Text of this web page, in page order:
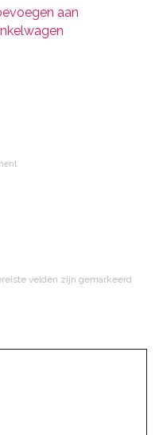
aan
velden zijn gemarkeerd